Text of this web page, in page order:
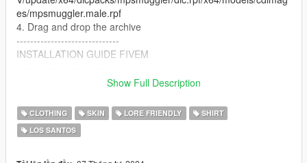
es/mpsmuggler.male.rpf
4. Drag and drop the archive
------------------------------
INSTALLATION GUIDE FIVEM
1. Go to your server.cfg, an start de folder FiveM
change it in server.cfg
Show Full Description
CLOTHING SKIN LORE FRIENDLY
SHIRT
LOS SANTOS